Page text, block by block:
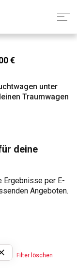
€
unter
Traumwagen
deine
Ergebnisse per E-
Angeboten.
Filter löschen